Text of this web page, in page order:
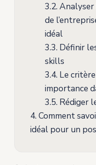
3.2.Analyser
de
idéal
3.3.Définir
skills
3.4.Le
importance
3.5.Rédiger
4.Comment
idéal pour un